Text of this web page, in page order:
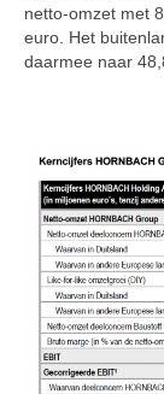
netto-omzet met
euro. Het
daarmee naar